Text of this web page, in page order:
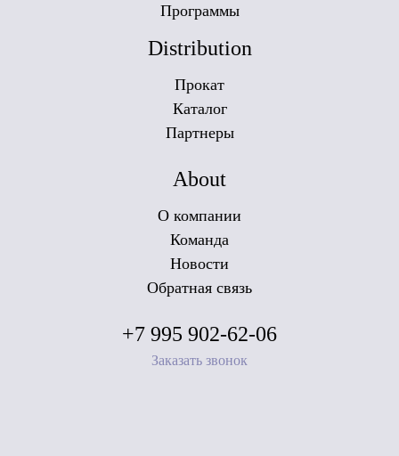
Программы
Distribution
Прокат
Каталог
Партнеры
About
О компании
Команда
Новости
Обратная связь
+7 995 902-62-06
Заказать звонок